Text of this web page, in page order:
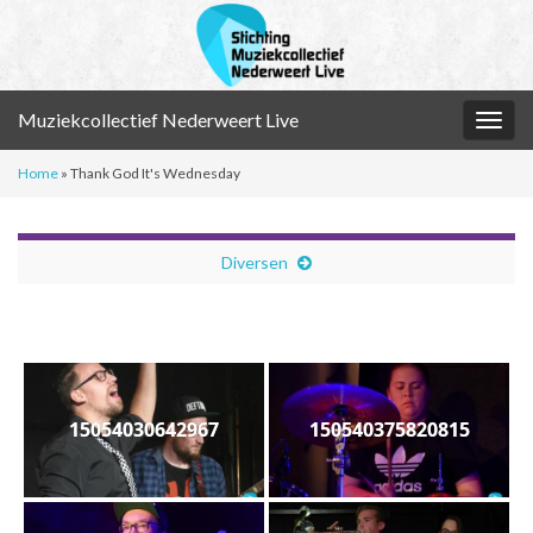
Muziekcollectief Nederweert Live
Home » Thank God It's Wednesday
Diversen
15054030642967 150540375820815